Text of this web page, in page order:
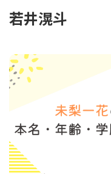
若井滉斗